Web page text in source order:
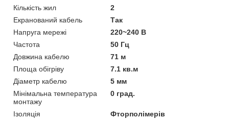
Кількість жил
2
Екранований кабель
Так
Напруга мережі
220~240 В
Частота
50 Гц
Довжина кабелю
71 м
Площа обігріву
7.1 кв.м
Діаметр кабелю
5 мм
Мінімальна температура
монтажу
0 град.
Ізоляція
Фторполімерів